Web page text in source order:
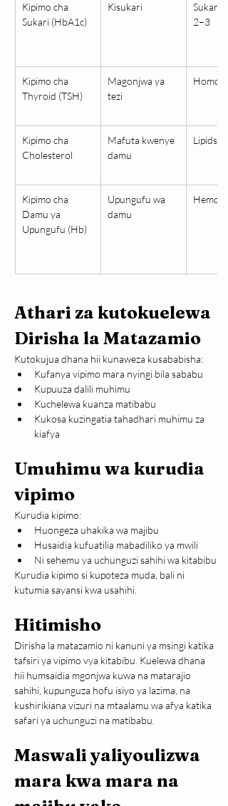
Kipimo cha
Sukari (HbA1c)
Kisukari
Sukari
2–3
Kipimo cha
Thyroid (TSH)
Magonjwa ya
tezi
Homoni
Kipimo cha
Cholesterol
Mafuta kwenye
damu
Lipids
Kipimo cha
Damu ya
Upungufu (Hb)
Upungufu wa
damu
Athari za kutokuelewa
Dirisha la Matazamio
Kutokujua dhana hii kunaweza kusababisha:
Kufanya vipimo mara nyingi bila sababu
Kupuuza dalili muhimu
Kuchelewa kuanza matibabu
Kukosa kuzingatia tahadhari muhimu za
kiafya
Umuhimu wa kurudia
vipimo
Kurudia kipimo:
Huongeza uhakika wa majibu
Husaidia kufuatilia mabadiliko ya mwili
Ni sehemu ya uchunguzi sahihi wa kitabibu
Kurudia kipimo si kupoteza muda, bali ni
kutumia sayansi kwa usahihi.
Hitimisho
Dirisha la matazamio ni kanuni ya msingi katika
tafsiri ya vipimo vya kitabibu. Kuelewa dhana
hii humsaidia mgonjwa kuwa na matarajio
sahihi, kupunguza hofu isiyo ya lazima, na
kushirikiana vizuri na mtaalamu wa afya katika
safari ya uchunguzi na matibabu.
Maswali yaliyoulizwa
mara kwa mara na